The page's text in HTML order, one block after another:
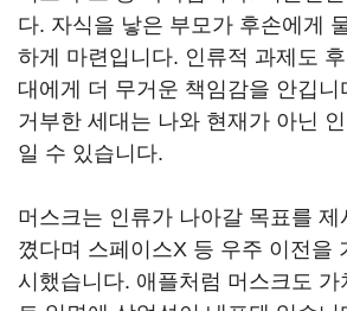
다. 자식을 낳은 부모가 후손에게
하게 마련입니다. 인류적 과제도
대에게 더 무거운 책임감을 안깁
거부한 세대는 나와 현재가 아닌
일 수 있습니다.
머스크는 인류가 나아갈 목표를
꼈다며 스페이스X 등 우주 이전을
시했습니다. 애플처럼 머스크도 가